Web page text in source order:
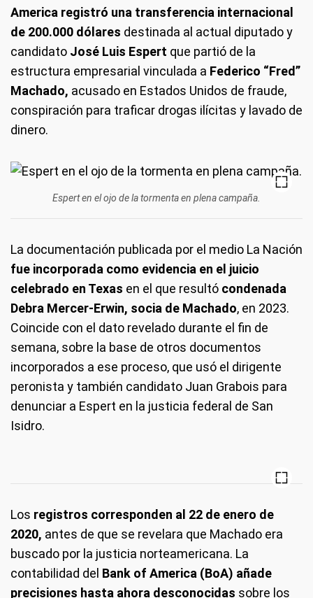
America registró una transferencia internacional
de 200.000 dólares destinada al actual diputado y
candidato José Luis Espert que partió de la
estructura empresarial vinculada a Federico “Fred”
Machado, acusado en Estados Unidos de fraude,
conspiración para traficar drogas ilícitas y lavado de
dinero.
Espert en el ojo de la tormenta en plena campaña.
La documentación publicada por el medio La Nación
fue incorporada como evidencia en el juicio
celebrado en Texas en el que resultó condenada
Debra Mercer-Erwin, socia de Machado, en 2023.
Coincide con el dato revelado durante el fin de
semana, sobre la base de otros documentos
incorporados a ese proceso, que usó el dirigente
peronista y también candidato Juan Grabois para
denunciar a Espert en la justicia federal de San
Isidro.
Los registros corresponden al 22 de enero de
2020, antes de que se revelara que Machado era
buscado por la justicia norteamericana. La
contabilidad del Bank of America (BoA) añade
precisiones hasta ahora desconocidas sobre los